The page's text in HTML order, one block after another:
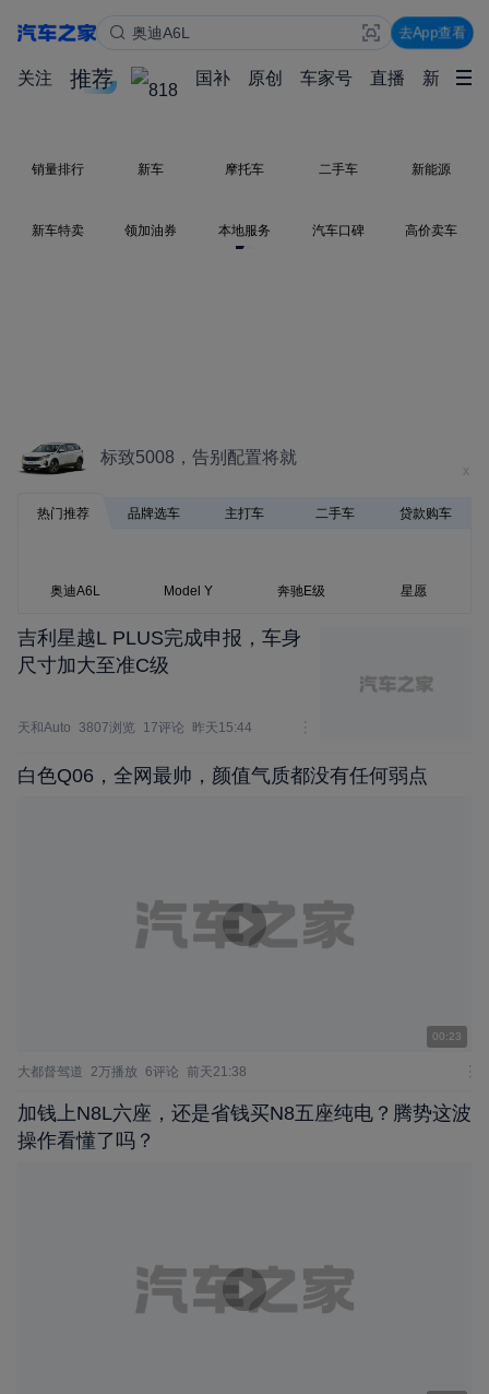
Model Y
华境S
去App查看
关注 推荐 国补 原创 车家号 直播 新能源
销量排行 新车 摩托车 二手车 新能源
新车特卖 领加油券 本地服务 汽车口碑 高价卖车
标致5008，告别配置将就
x
热门推荐 品牌选车 主打车 二手车 贷款购车
奥迪A6L Model Y 奔驰E级 星愿
吉利星越L PLUS完成申报，车身
尺寸加大至准C级
天和Auto 3807浏览 17评论 昨天15:44
白色Q06，全网最帅，颜值气质都没有任何弱点
00:23
大都督驾道 2万播放 6评论 前天21:38
加钱上N8L六座，还是省钱买N8五座纯电？腾势这波
操作看懂了吗？